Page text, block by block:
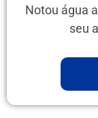
Notou água
seu